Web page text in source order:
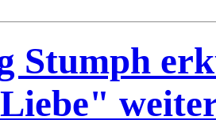
Stumph